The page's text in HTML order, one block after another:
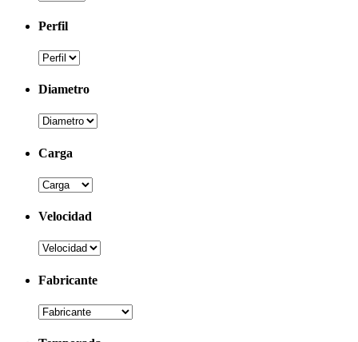
Perfil
Diametro
Carga
Velocidad
Fabricante